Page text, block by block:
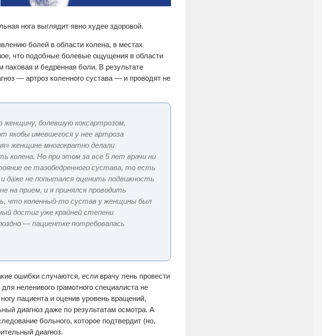
нога выглядит явно худее здоровой.
болей в области колена, в местах
что подобные болевые ощущения в области
и бедренная боли. В результате
— артроз коленного сустава — и проводят не
женщину, болевшую коксартрозом,
якобы имевшегося у нее артроза
женщине многократно делали
колена. Но при этом за все 5 лет врачи ни
ее тазобедренного сустава, то есть
даже не попытался оценить подвижность
на прием, и я принялся проводить
что коленный-то сустав у женщины был
достиг уже крайней степени
— пациентке потребовалась
ошибки случаются, если врачу лень провести
неленивого грамотного специалиста не
пациента и оценив уровень вращений,
диагноз даже по результатам осмотра. А
больного, которое подтвердит (но,
диагноз.